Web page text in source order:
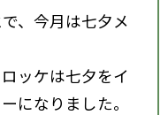
、今月は七夕メ
ッケは七夕をイ
になりました。